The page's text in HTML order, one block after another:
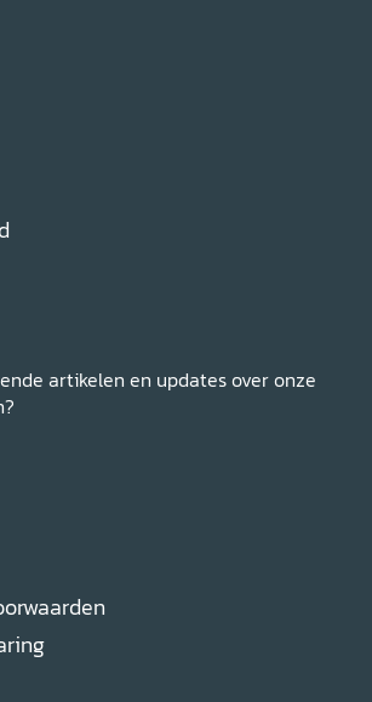
artikelen en updates over onze